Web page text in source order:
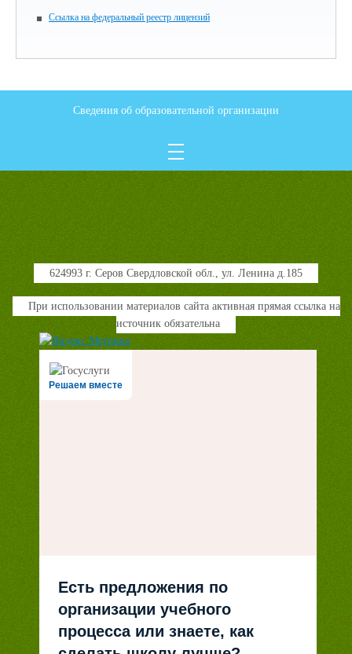
Ссылка на федеральный реестр лицензий
Сведения об образовательной организации
624993 г. Серов Свердловской обл., ул. Ленина д.185
При использовании материалов сайта активная прямая ссылка на
источник обязательна
Решаем вместе
Есть предложения по
организации учебного
процесса или знаете, как